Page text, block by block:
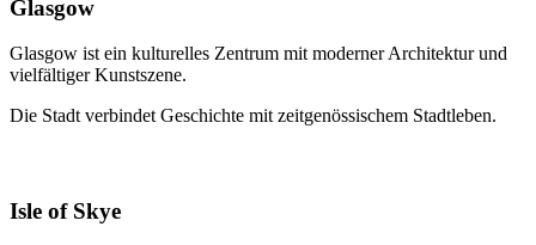
Glasgow
Glasgow ist ein kulturelles Zentrum mit moderner Architektur und
vielfältiger Kunstszene.
Die Stadt verbindet Geschichte mit zeitgenössischem Stadtleben.
Isle of Skye